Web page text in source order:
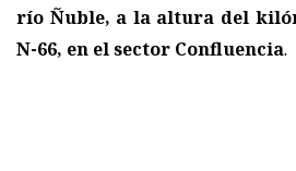
río Ñuble, a la altura del
N-66, en elsector Confluencia.